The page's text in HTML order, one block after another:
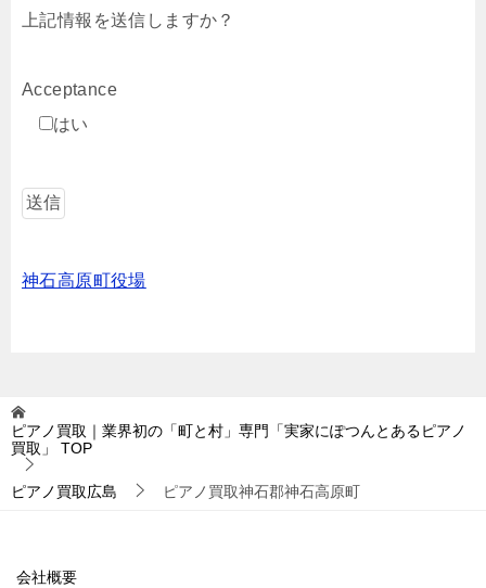
上記情報を送信しますか？
Acceptance
はい
神石高原町役場
ピアノ買取｜業界初の「町と村」専門「実家にぽつんとあるピアノ
買取」
TOP
ピアノ買取広島 ピアノ買取神石郡神石高原町
会社概要